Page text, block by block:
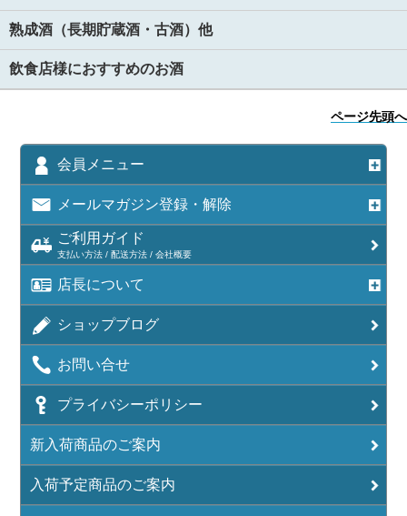
熟成酒（長期貯蔵酒・古酒）他
飲食店様におすすめのお酒
ページ先頭へ
会員メニュー
メールマガジン登録・解除
ご利用ガイド
支払い方法 / 配送方法 / 会社概要
店長について
ショップブログ
お問い合せ
プライバシーポリシー
新入荷商品のご案内
入荷予定商品のご案内